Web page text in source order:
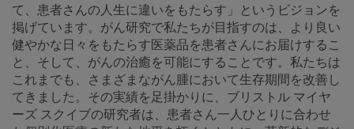
て、患者さんの人生に違いをもたらす」というビジョンを
掲げています。がん研究で私たちが目指すのは、より良い
健やかな日々をもたらす医薬品を患者さんにお届けするこ
と、そして、がんの治癒を可能にすることです。私たちは
これまでも、さまざまながん腫において生存期間を改善し
てきました。その実績を足掛かりに、ブリストル マイヤ
ーズ スクイブの研究者は、患者さん一人ひとりに合わせ